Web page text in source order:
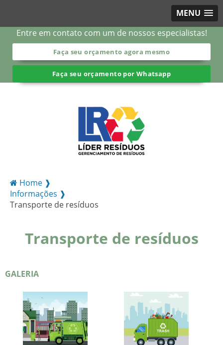
MENU
Entre em contato com um de nossos especialistas!
Faça seu orçamento agora mesmo
Faça seu orçamento por Whatsapp
Home ❱
Informações ❱
Transporte de resíduos
Transporte de resíduos
GALERIA